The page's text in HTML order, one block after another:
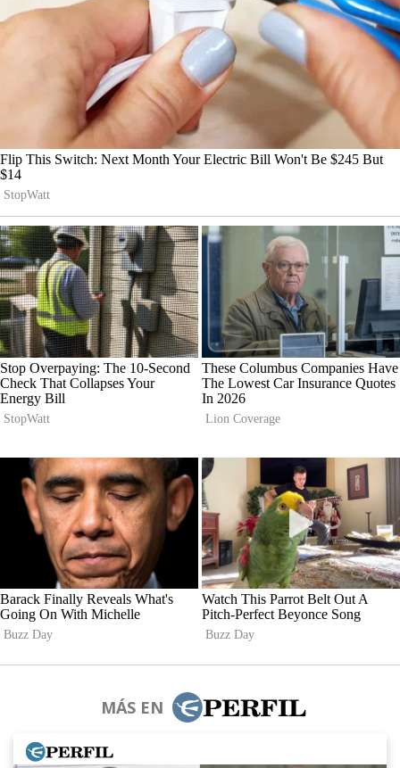
MÁS EN